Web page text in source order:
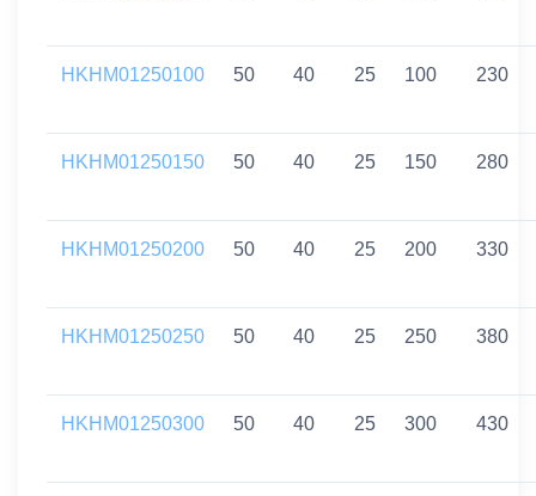
HKHM01250100 50 40 25 100 230
HKHM01250150 50 40 25 150 280
HKHM01250200 50 40 25 200 330
HKHM01250250 50 40 25 250 380
HKHM01250300 50 40 25 300 430